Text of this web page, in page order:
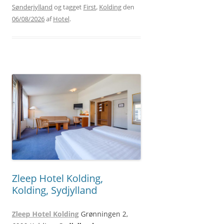
Sønderjylland og tagget First, Koldingden
06/08/2026afHotel.
Zleep Hotel Kolding,
Kolding, Sydjylland
Zleep Hotel Kolding Grønningen 2,